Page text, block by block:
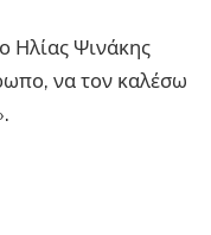
Ηλίας Ψινάκης
να τον καλέσω